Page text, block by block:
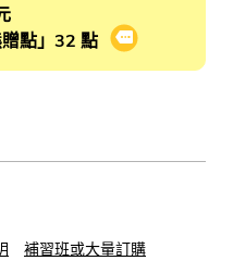
點」32 點
會員推薦分潤
補習班或大量訂購